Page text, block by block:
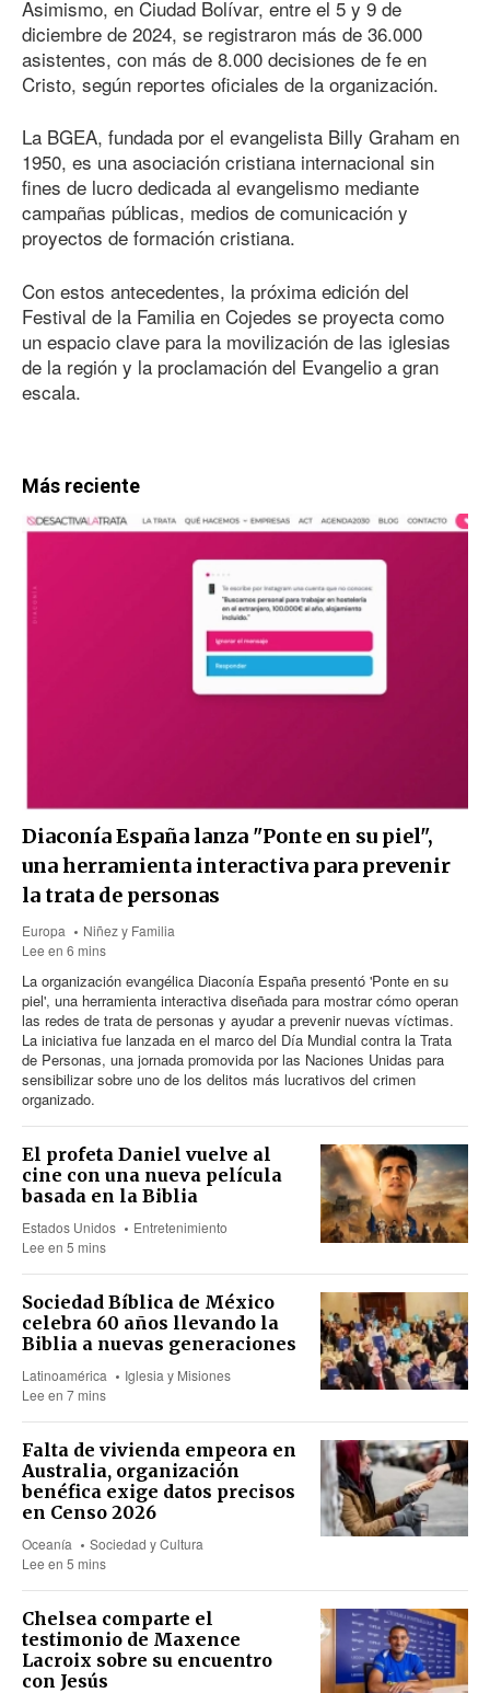
Asimismo, en Ciudad Bolívar, entre el 5 y 9 de
diciembre de 2024, se registraron más de 36.000
asistentes, con más de 8.000 decisiones de fe en
Cristo, según reportes oficiales de la organización.
La BGEA, fundada por el evangelista Billy Graham en
1950, es una asociación cristiana internacional sin
fines de lucro dedicada al evangelismo mediante
campañas públicas, medios de comunicación y
proyectos de formación cristiana.
Con estos antecedentes, la próxima edición del
Festival de la Familia en Cojedes se proyecta como
un espacio clave para la movilización de las iglesias
de la región y la proclamación del Evangelio a gran
escala.
Más reciente
Diaconía España lanza "Ponte en su piel",
una herramienta interactiva para prevenir
la trata de personas
Europa
Niñez y Familia
Lee en 6 mins
La organización evangélica Diaconía España presentó 'Ponte en su
piel', una herramienta interactiva diseñada para mostrar cómo operan
las redes de trata de personas y ayudar a prevenir nuevas víctimas.
La iniciativa fue lanzada en el marco del Día Mundial contra la Trata
de Personas, una jornada promovida por las Naciones Unidas para
sensibilizar sobre uno de los delitos más lucrativos del crimen
organizado.
El profeta Daniel vuelve al
cine con una nueva película
basada en la Biblia
Estados Unidos
Entretenimiento
Lee en 5 mins
Sociedad Bíblica de México
celebra 60 años llevando la
Biblia a nuevas generaciones
Latinoamérica
Iglesia y Misiones
Lee en 7 mins
Falta de vivienda empeora en
Australia, organización
benéfica exige datos precisos
en Censo 2026
Oceanía
Sociedad y Cultura
Lee en 5 mins
Chelsea comparte el
testimonio de Maxence
Lacroix sobre su encuentro
con Jesús